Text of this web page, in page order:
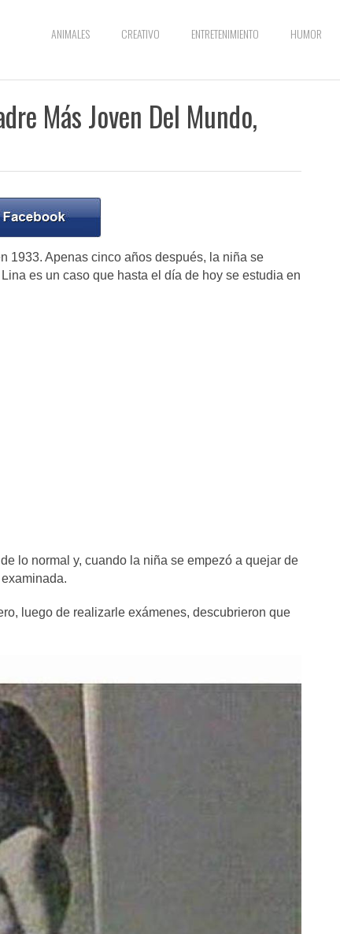
ANIMALES CREATIVO ENTRETENIMIENTO HUMOR
Más Joven Del Mundo,
1933. Apenas cinco años después, la niña se
es un caso que hasta el día de hoy se estudia en
lo normal y, cuando la niña se empezó a quejar de
luego de realizarle exámenes, descubrieron que